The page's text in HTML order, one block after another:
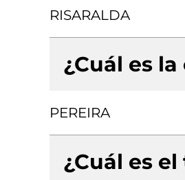
RISARALDA
¿Cuál es
PEREIRA
¿Cuál es